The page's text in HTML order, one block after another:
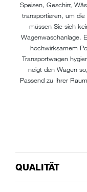
Speisen, Geschirr,
transportieren, um die
müssen Sie sich
Wagenwaschanlage.
hochwirksamem
Transportwagen
neigt den Wagen
Passend zu Ihrer
QUALITÄT